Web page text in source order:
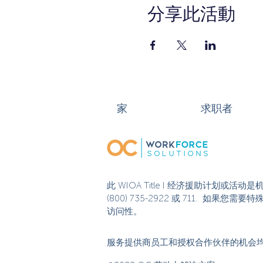
分享此活動
家 求职者
此 WIOA Title I 经济援助计划或活动是
(800) 735-2922 或 711. 如果您需要特
访问性。
服务提供商员工和授权合作伙伴的机会